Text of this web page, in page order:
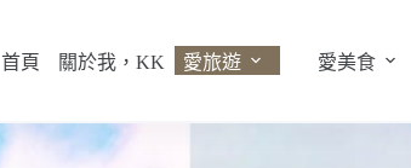
首頁 關於我，KK 愛旅遊 愛美食